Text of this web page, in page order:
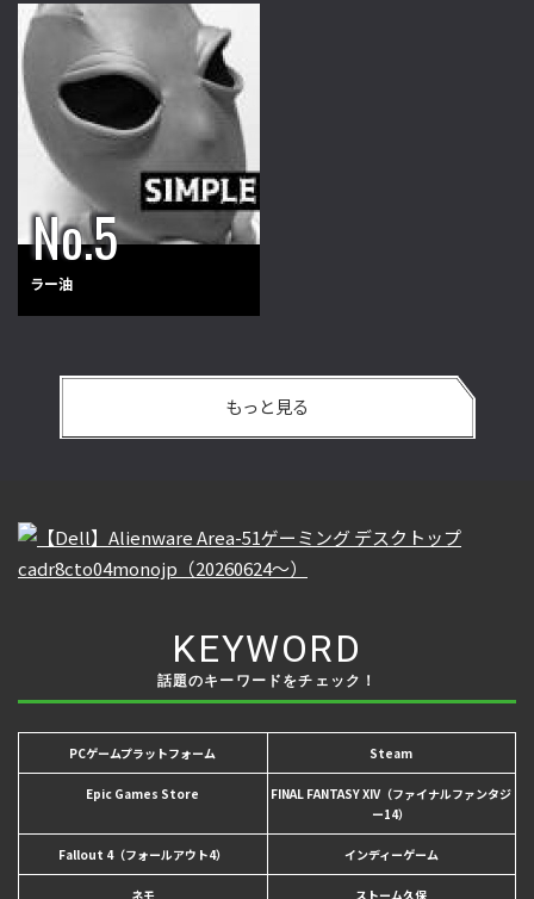
ラー油
もっと見る
KEYWORD
話題のキーワードをチェック！
PCゲームプラットフォーム Steam
Epic Games Store
FINAL FANTASY XIV（ファイナルファンタジ
ー14）
Fallout 4（フォールアウト4） インディーゲーム
ネモ ストーム久保